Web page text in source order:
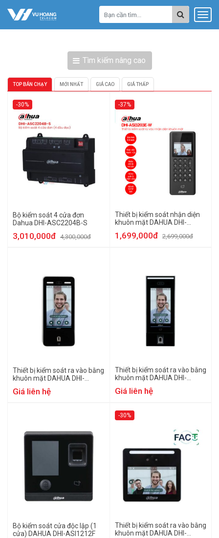
Tìm kiếm nâng cao
TOP BÁN CHẠY MỚI NHẤT GIÁ CAO GIÁ THẤP
-30%
Bộ kiểm soát 4 cửa đơn
Dahua DHI-ASC2204B-S
3,010,000đ 4,300,000đ
-37%
Thiết bị kiểm soát nhận diện
khuôn mặt DAHUA DHI-
1,699,000đ 2,699,000đ
Thiết bị kiểm soát ra vào bằng
khuôn mặt DAHUA DHI-
Giá liên hệ
Thiết bị kiểm soát ra vào bằng
khuôn mặt DAHUA DHI-
Giá liên hệ
Bộ kiểm soát cửa độc lập (1
cửa) DAHUA DHI-ASI1212F
-30%
Thiết bị kiểm soát ra vào bằng
khuôn mặt DAHUA DHI-